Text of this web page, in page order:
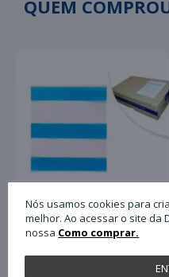
QUEM
Envelope Plastico para
Nota Fiscal Plasvit
Nós usamos cookies para
melhor. Ao acessar o site da
nossa Como comprar.